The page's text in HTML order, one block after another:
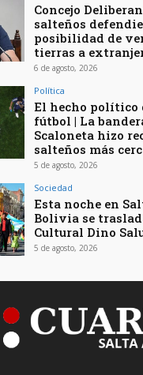
Concejo
salteños
posibilidad de
tierras a
6 de agosto, 2026
Política
El hecho político
fútbol | La
Scaloneta hizo
salteños más
5 de agosto, 2026
Sociedad
Esta noche en
Bolivia se
Cultural Dino
5 de agosto, 2026